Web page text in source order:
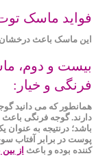
فواید ماسک
این ماسک باعث
بیست و دوم،
فرنگی و خیار:
همانطور که می دانید
دارند. گوجه ‌فرنگی
باشد؛ درنتیجه به ‌عنوان
پوست در برابر آفتاب
کننده بوده و باعث از